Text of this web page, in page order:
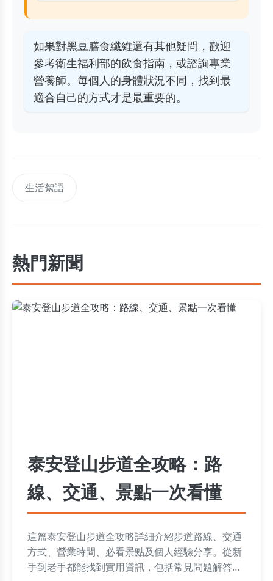
如果對黑豆膳食纖維還有其他疑問，歡迎
參考衛生福利部的飲食指南，或諮詢專業
營養師。每個人的身體狀況不同，找到最
適合自己的方式才是最重要的。
生活絮語
熱門新聞
泰安登山步道全攻略：路
線、交通、景點一次看懂
這篇泰安登山步道全攻略詳細介紹步道路線、交通
方式、營業時間、必看景點及個人經驗分享。從新
手到老手都能找到實用資訊，包括常見問題解答和